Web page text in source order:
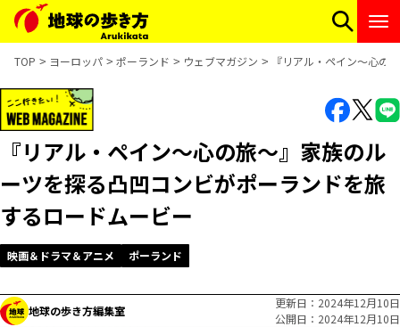
TOP ヨーロッパ ポーランド ウェブマガジン 『リアル・ペイン〜心の
『リアル・ペイン〜心の旅〜』家族のル
ーツを探る凸凹コンビがポーランドを旅
するロードムービー
映画＆ドラマ＆アニメ ポーランド
地球の歩き方編集室
更新日
2024年12月10日
公開日
2024年12月10日